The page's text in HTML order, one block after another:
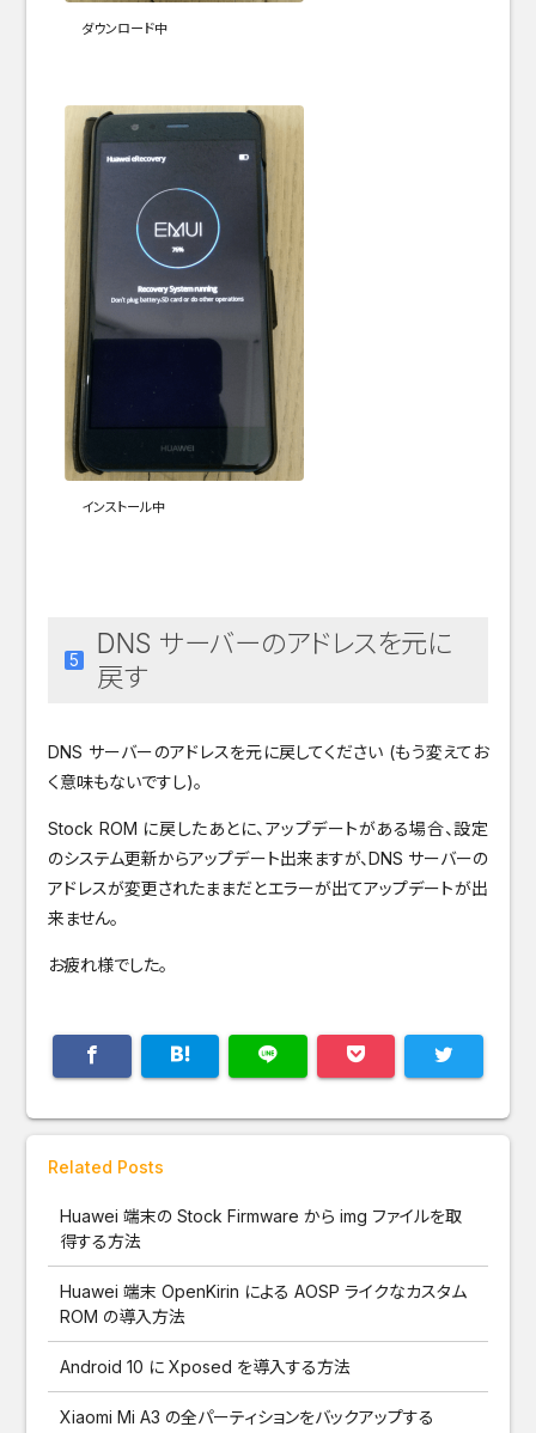
ダウンロード中
インストール中
DNS サーバーのアドレスを元に
戻す
DNS サーバーのアドレスを元に戻してください (もう変えてお
く意味もないですし)。
Stock ROM に戻したあとに、アップデートがある場合、設定
のシステム更新からアップデート出来ますが、DNS サーバーの
アドレスが変更されたままだとエラーが出てアップデートが出
来ません。
お疲れ様でした。
Related Posts
Huawei 端末の Stock Firmware から img ファイルを取
得する方法
Huawei 端末 OpenKirin による AOSP ライクなカスタム
ROM の導入方法
Android 10 に Xposed を導入する方法
Xiaomi Mi A3 の全パーティションをバックアップする